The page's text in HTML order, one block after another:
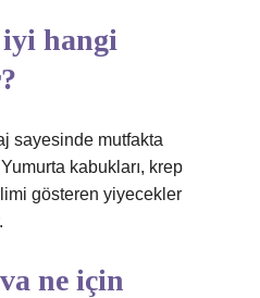
hangi
sayesinde mutfakta
kabukları, krep
gösteren yiyecekler
ne için